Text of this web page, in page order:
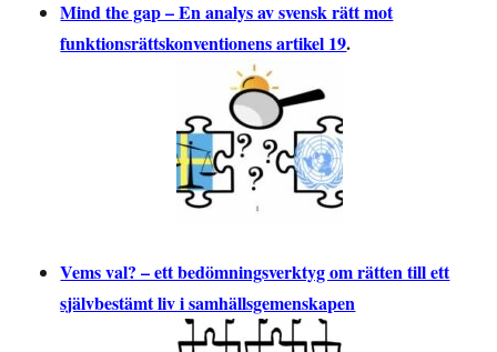
Mind the gap – En analys av svensk rätt mot
funktionsrättskonventionens artikel 19.
Vems val? – ett bedömningsverktyg om rätten till ett
självbestämt liv i samhällsgemenskapen